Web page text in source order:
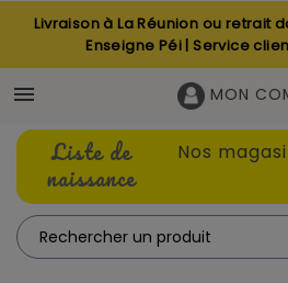
Livraison à La Réunion ou retrait
Enseigne Péi | Service
 MON
Liste de
naissance
Nos